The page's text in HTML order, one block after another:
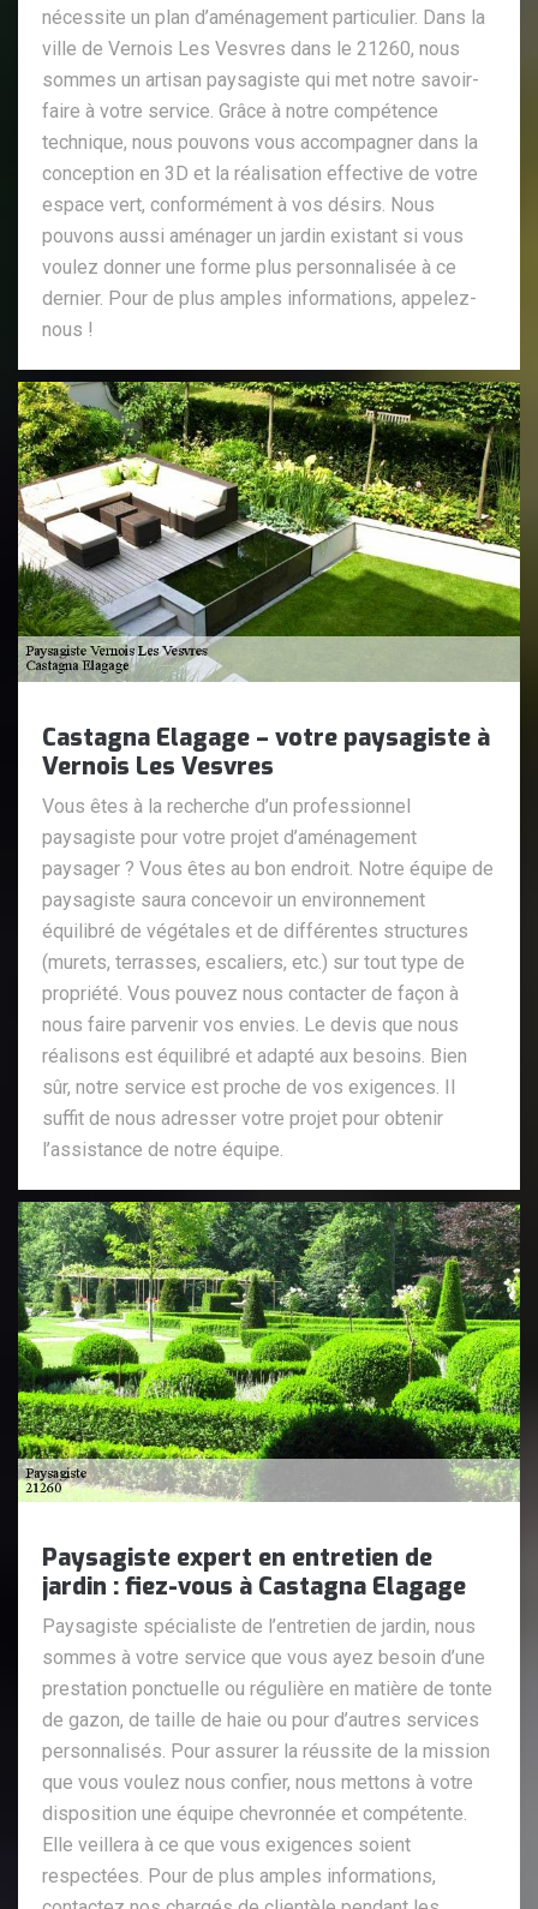
nécessite un plan d’aménagement particulier. Dans la
ville de Vernois Les Vesvres dans le 21260, nous
sommes un artisan paysagiste qui met notre savoir-
faire à votre service. Grâce à notre compétence
technique, nous pouvons vous accompagner dans la
conception en 3D et la réalisation effective de votre
espace vert, conformément à vos désirs. Nous
pouvons aussi aménager un jardin existant si vous
voulez donner une forme plus personnalisée à ce
dernier. Pour de plus amples informations, appelez-
nous !
Castagna Elagage – votre paysagiste à
Vernois Les Vesvres
Vous êtes à la recherche d’un professionnel
paysagiste pour votre projet d’aménagement
paysager ? Vous êtes au bon endroit. Notre équipe de
paysagiste saura concevoir un environnement
équilibré de végétales et de différentes structures
(murets, terrasses, escaliers, etc.) sur tout type de
propriété. Vous pouvez nous contacter de façon à
nous faire parvenir vos envies. Le devis que nous
réalisons est équilibré et adapté aux besoins. Bien
sûr, notre service est proche de vos exigences. Il
suffit de nous adresser votre projet pour obtenir
l’assistance de notre équipe.
Paysagiste expert en entretien de
jardin : fiez-vous à Castagna Elagage
Paysagiste spécialiste de l’entretien de jardin, nous
sommes à votre service que vous ayez besoin d’une
prestation ponctuelle ou régulière en matière de tonte
de gazon, de taille de haie ou pour d’autres services
personnalisés. Pour assurer la réussite de la mission
que vous voulez nous confier, nous mettons à votre
disposition une équipe chevronnée et compétente.
Elle veillera à ce que vous exigences soient
respectées. Pour de plus amples informations,